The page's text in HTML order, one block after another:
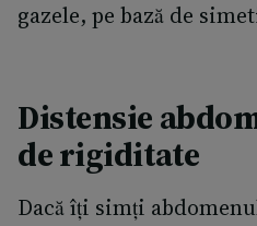
gazele, pe bază de
Distensie
de rigiditate
Dacă îți simți